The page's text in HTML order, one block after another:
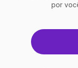
por